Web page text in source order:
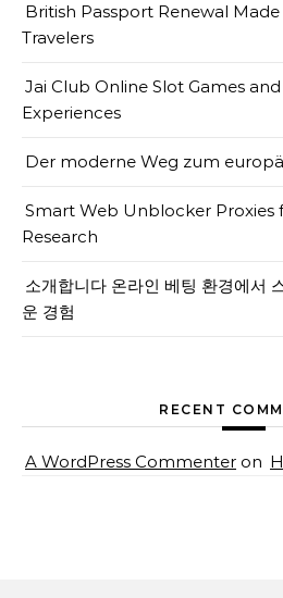
British Passport Renewal
Travelers
Jai Club Online Slot Games
Experiences
Der moderne Weg zum
Smart Web Unblocker Proxies
Research
소개합니다 온라인 베팅 환경에서
운 경험
RECENT
A WordPress Commenter on